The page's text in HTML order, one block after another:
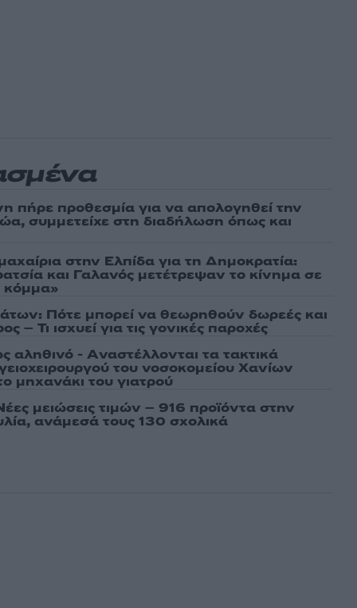
πήρε προθεσμία για να απολογηθεί την
συμμετείχε στη διαδήλωση όπως και
στην Ελπίδα για τη Δημοκρατία:
και Γαλανός μετέτρεψαν το κίνημα σε
κόμμα»
Πότε μπορεί να θεωρηθούν δωρεές και
– Τι ισχυεί για τις γονικές παροχές
αληθινό - Aναστέλλονται τα τακτικά
του νοσοκομείου Χανίων
μηχανάκι του γιατρού
μειώσεις τιμών – 916 προϊόντα στην
ανάμεσά τους 130 σχολικά